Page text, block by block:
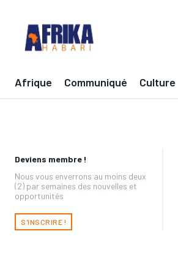
Afrique Communiqué Culture
Deviens membre !
Nous vous enverrons au moins deux
(2) par semaines des nouvelles et
opportunités
S'INSCRIRE !